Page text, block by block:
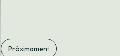
Pròximament